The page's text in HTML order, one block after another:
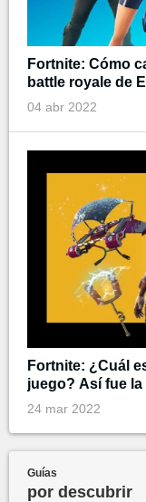
Fortnite: Cómo
battle royale de
04 abr 2022
Fortnite: ¿Cuál
juego? Así fue la
24 mar 2022
Guías
por descubrir